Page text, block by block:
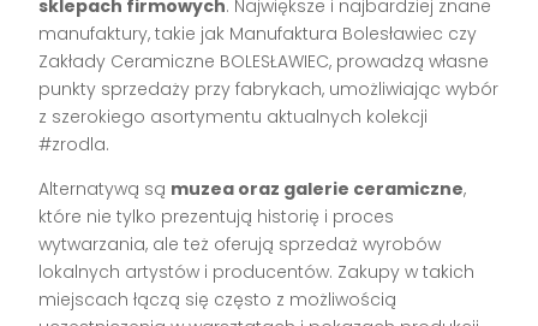
sklepach firmowych. Największe i najbardziej znane
manufaktury, takie jak Manufaktura Bolesławiec czy
Zakłady Ceramiczne BOLESŁAWIEC, prowadzą własne
punkty sprzedaży przy fabrykach, umożliwiając wybór
z szerokiego asortymentu aktualnych kolekcji
#zrodla.
Alternatywą są muzea oraz galerie ceramiczne,
które nie tylko prezentują historię i proces
wytwarzania, ale też oferują sprzedaż wyrobów
lokalnych artystów i producentów. Zakupy w takich
miejscach łączą się często z możliwością